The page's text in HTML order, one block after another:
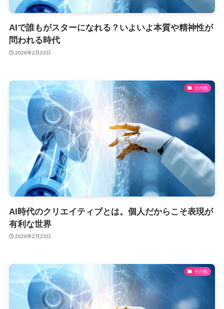
AIで誰もがスターになれる？いよいよ本質や精神性が
問われる時代
2026年2月23日
その他
AI時代のクリエイティブとは。個人だからこそ表現が
有利な世界
2026年2月23日
その他